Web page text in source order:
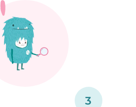
3